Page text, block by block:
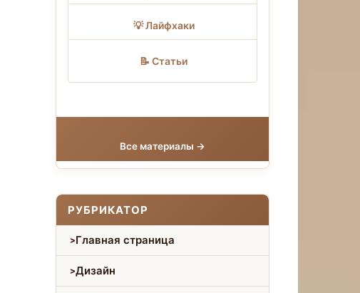
💡 Лайфхаки
📝 Статьи
Все материалы →
РУБРИКАТОР
Главная страница
Дизайн